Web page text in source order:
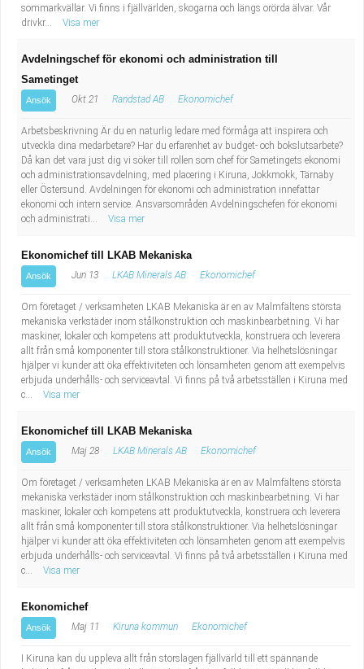
sommarkvällar. Vi finns i fjällvärlden, skogarna och längs orörda älvar. Vår
drivkr...
Visa mer
Avdelningschef för ekonomi och administration till
Sametinget
Ansök Okt 21 Randstad AB Ekonomichef
Arbetsbeskrivning Är du en naturlig ledare med förmåga att inspirera och
utveckla dina medarbetare? Har du erfarenhet av budget- och bokslutsarbete?
Då kan det vara just dig vi söker till rollen som chef för Sametingets ekonomi
och administrationsavdelning, med placering i Kiruna, Jokkmokk, Tärnaby
eller Östersund. Avdelningen för ekonomi och administration innefattar
ekonomi och intern service. Ansvarsområden Avdelningschefen för ekonomi
och administrati...
Visa mer
Ekonomichef till LKAB Mekaniska
Ansök Jun 13 LKAB Minerals AB Ekonomichef
Om företaget / verksamheten LKAB Mekaniska är en av Malmfältens största
mekaniska verkstäder inom stålkonstruktion och maskinbearbetning. Vi har
maskiner, lokaler och kompetens att produktutveckla, konstruera och leverera
allt från små komponenter till stora stålkonstruktioner. Via helhetslösningar
hjälper vi kunder att öka effektiviteten och lönsamheten genom att exempelvis
erbjuda underhålls- och serviceavtal. Vi finns på två arbetsställen i Kiruna med
c...
Visa mer
Ekonomichef till LKAB Mekaniska
Ansök Maj 28 LKAB Minerals AB Ekonomichef
Om företaget / verksamheten LKAB Mekaniska är en av Malmfältens största
mekaniska verkstäder inom stålkonstruktion och maskinbearbetning. Vi har
maskiner, lokaler och kompetens att produktutveckla, konstruera och leverera
allt från små komponenter till stora stålkonstruktioner. Via helhetslösningar
hjälper vi kunder att öka effektiviteten och lönsamheten genom att exempelvis
erbjuda underhålls- och serviceavtal. Vi finns på två arbetsställen i Kiruna med
c...
Visa mer
Ekonomichef
Ansök Maj 11 Kiruna kommun Ekonomichef
I Kiruna kan du uppleva allt från storslagen fjällvärld till ett spännande